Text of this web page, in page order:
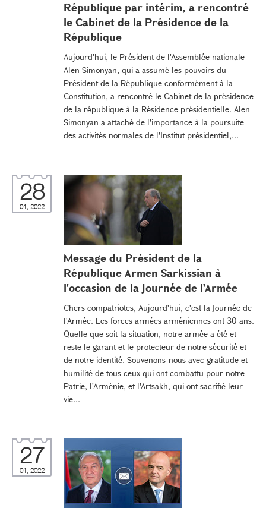
République par intérim, a rencontré
le Cabinet de la Présidence de la
République
Aujourd'hui, le Président de l'Assemblée nationale
Alen Simonyan, qui a assumé les pouvoirs du
Président de la République conformément à la
Constitution, a rencontré le Cabinet de la présidence
de la république à la Résidence présidentielle. Alen
Simonyan a attaché de l'importance à la poursuite
des activités normales de l'Institut présidentiel,...
28
01, 2022
Message du Président de la
République Armen Sarkissian à
l'occasion de la Journée de l'Armée
Chers compatriotes, Aujourd'hui, c'est la Journée de
l'Armée. Les forces armées arméniennes ont 30 ans.
Quelle que soit la situation, notre armée a été et
reste le garant et le protecteur de notre sécurité et
de notre identité. Souvenons-nous avec gratitude et
humilité de tous ceux qui ont combattu pour notre
Patrie, l'Arménie, et l'Artsakh, qui ont sacrifié leur
vie...
27
01, 2022